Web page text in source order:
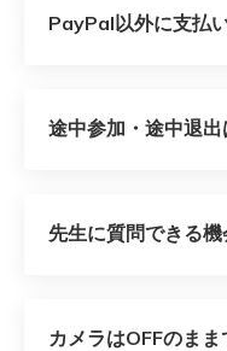
PayPal以外に支払
途中参加・途中退
先生に質問できる
カメラはOFFのま